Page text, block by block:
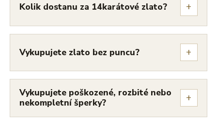
Kolik dostanu za 14karátové zlato? +
Vykupujete zlato bez puncu? +
Vykupujete poškozené, rozbité nebo
nekompletní šperky?
+